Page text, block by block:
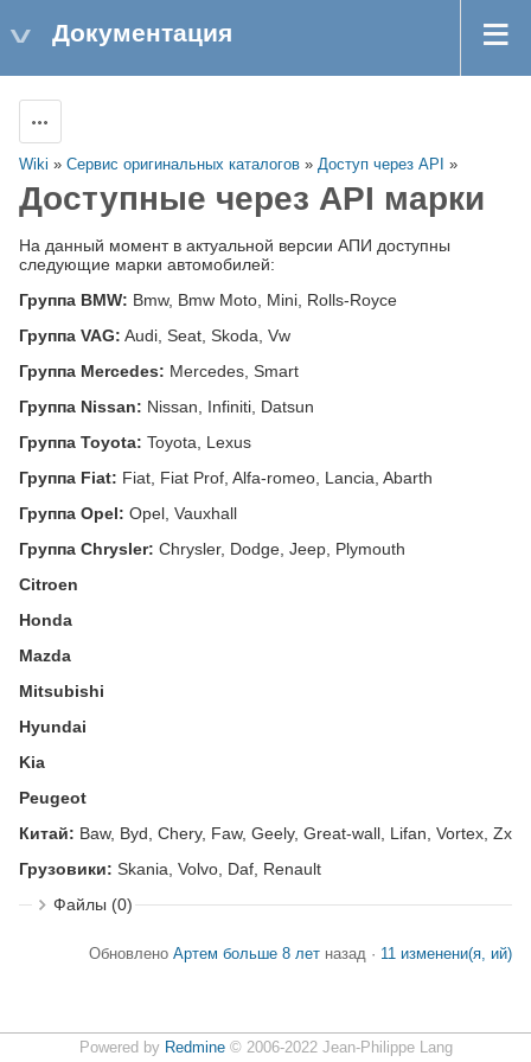
Документация
Wiki » Сервис оригинальных каталогов » Доступ через API »
Доступные через API марки
На данный момент в актуальной версии АПИ доступны
следующие марки автомобилей:
Группа BMW: Bmw, Bmw Moto, Mini, Rolls-Royce
Группа VAG: Audi, Seat, Skoda, Vw
Группа Mercedes: Mercedes, Smart
Группа Nissan: Nissan, Infiniti, Datsun
Группа Toyota: Toyota, Lexus
Группа Fiat: Fiat, Fiat Prof, Alfa-romeo, Lancia, Abarth
Группа Opel: Opel, Vauxhall
Группа Chrysler: Chrysler, Dodge, Jeep, Plymouth
Citroen
Honda
Mazda
Mitsubishi
Hyundai
Kia
Peugeot
Китай: Baw, Byd, Chery, Faw, Geely, Great-wall, Lifan, Vortex, Zx
Грузовики: Skania, Volvo, Daf, Renault
Файлы (0)
Обновлено Артем больше 8 лет назад · 11 изменени(я, ий)
Powered by Redmine© 2006-2022 Jean-Philippe Lang